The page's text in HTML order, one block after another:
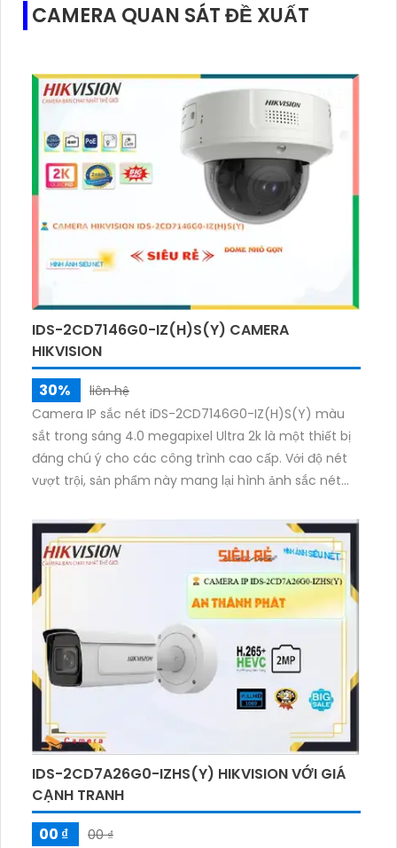
CAMERA QUAN SÁT ĐỀ XUẤT
IDS-2CD7146G0-IZ(H)S(Y) CAMERA
HIKVISION
30%
liên hệ
Camera IP sắc nét iDS-2CD7146G0-IZ(H)S(Y) màu
sắt trong sáng 4.0 megapixel Ultra 2k là một thiết bị
đáng chú ý cho các công trình cao cấp. Với độ nét
vượt trội, sản phẩm này mang lại hình ảnh sắc nét
Sản phẩm cũng có thể quản lý từ xa thông qua kết
nối IP và tích hợp khả năng chống trộm thu âm chất
lượng. Đồng thời, Camera IP sắc nét iDS-2CD7146G0-
IZ(H)S(Y) còn tích hợp công nghệ AI, giúp nâng cao
hiệu suất quản lý an ninh gia đình.
IDS-2CD7A26G0-IZHS(Y) HIKVISION VỚI GIÁ
CẠNH TRANH
00 ₫
00 ₫